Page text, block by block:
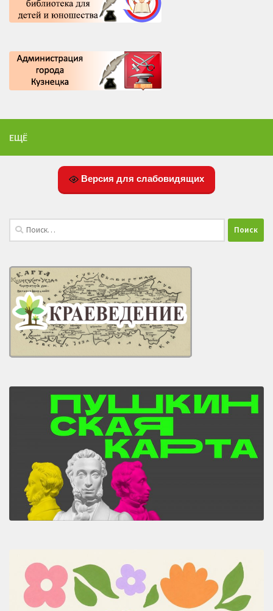
ЕЩЁ
Версия для слабовидящих
Найти: